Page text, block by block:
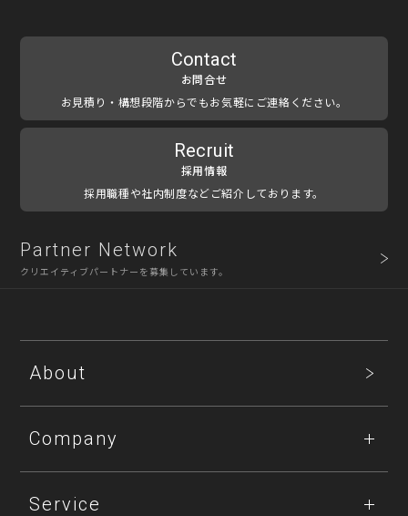
Contact
お問合せ
お見積り・構想段階からでもお気軽にご連絡ください。
Recruit
採用情報
採用職種や社内制度などご紹介しております。
Partner Network
クリエイティブパートナーを募集しています。
About
Company
Service